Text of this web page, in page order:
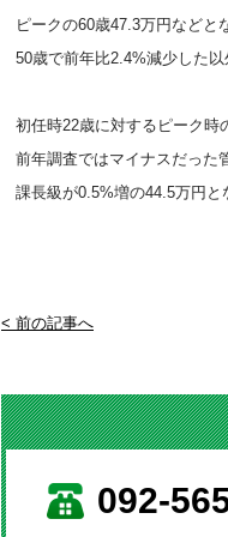
ピークの60歳47.3万円などと
50歳で前年比2.4%減少した
初任時22歳に対するピーク時
前年調査ではマイナスだった
課長級が0.5%増の44.5万円と
< 前の記事へ
092-